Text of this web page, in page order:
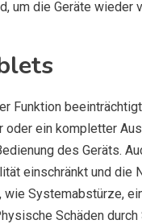
um die Geräte wieder
Funktion
ein kompletter
des Geräts.
einschränkt und die
Systemabstürze,
Schäden